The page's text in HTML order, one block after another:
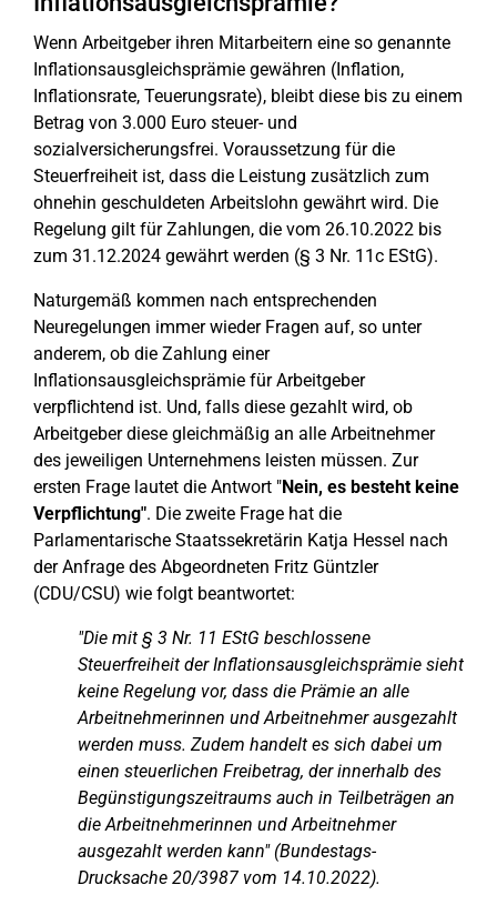
Wenn Arbeitgeber ihren Mitarbeitern eine so genannte
Inflationsausgleichsprämie gewähren (Inflation,
Inflationsrate, Teuerungsrate), bleibt diese bis zu einem
Betrag von 3.000 Euro steuer- und
sozialversicherungsfrei. Voraussetzung für die
Steuerfreiheit ist, dass die Leistung zusätzlich zum
ohnehin geschuldeten Arbeitslohn gewährt wird. Die
Regelung gilt für Zahlungen, die vom 26.10.2022 bis
zum 31.12.2024 gewährt werden (§ 3 Nr. 11c EStG).
Naturgemäß kommen nach entsprechenden
Neuregelungen immer wieder Fragen auf, so unter
anderem, ob die Zahlung einer
Inflationsausgleichsprämie für Arbeitgeber
verpflichtend ist. Und, falls diese gezahlt wird, ob
Arbeitgeber diese gleichmäßig an alle Arbeitnehmer
des jeweiligen Unternehmens leisten müssen. Zur
ersten Frage lautet die Antwort "Nein, es besteht keine
Verpflichtung". Die zweite Frage hat die
Parlamentarische Staatssekretärin Katja Hessel nach
der Anfrage des Abgeordneten Fritz Güntzler
(CDU/CSU) wie folgt beantwortet:
"Die mit § 3 Nr. 11 EStG beschlossene
Steuerfreiheit der Inflationsausgleichsprämie sieht
keine Regelung vor, dass die Prämie an alle
Arbeitnehmerinnen und Arbeitnehmer ausgezahlt
werden muss. Zudem handelt es sich dabei um
einen steuerlichen Freibetrag, der innerhalb des
Begünstigungszeitraums auch in Teilbeträgen an
die Arbeitnehmerinnen und Arbeitnehmer
ausgezahlt werden kann" (Bundestags-
Drucksache 20/3987 vom 14.10.2022).